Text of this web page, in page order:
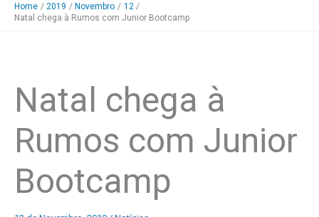
Home 2019 Novembro
12
Natal chega à Rumos com Junior Bootcamp
Natal chega à
Rumos com Junior
Bootcamp